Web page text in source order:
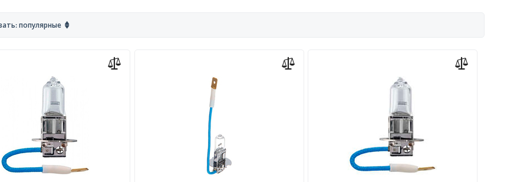
популярные